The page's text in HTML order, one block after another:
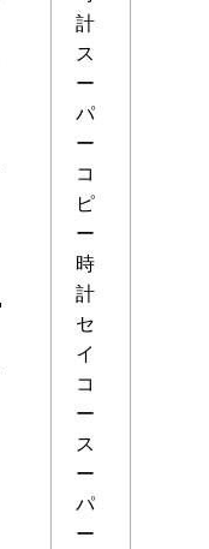
計
ス
ー
パ
ー
コ
ピ
ー
時
計
セ
イ
コ
ー
ス
ー
パ
ー